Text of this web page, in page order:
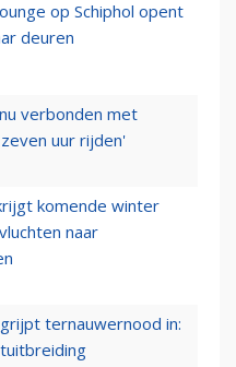
op Schiphol opent
deuren
verbonden met
uur rijden'
komende winter
naar
ternauwernood in: